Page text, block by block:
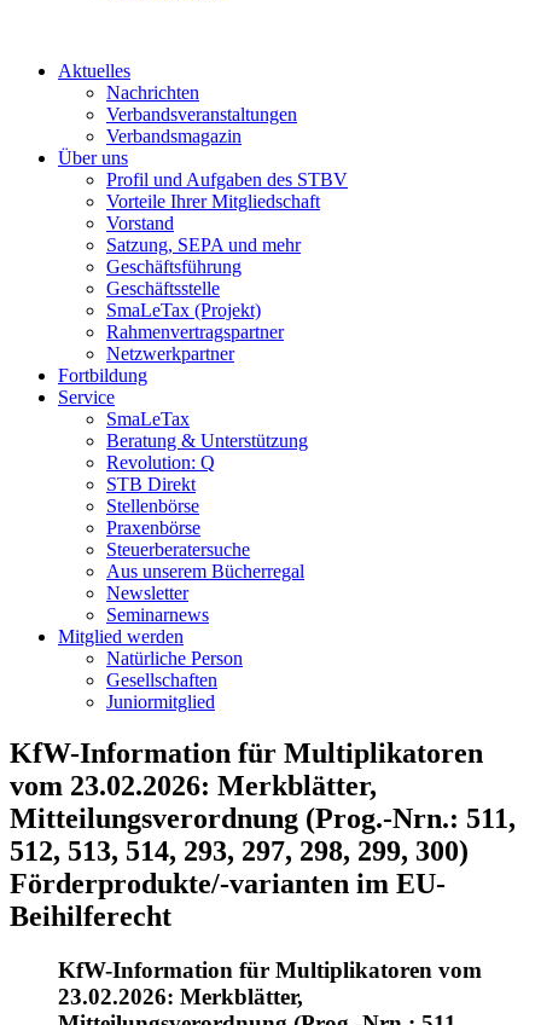
Aktuelles
Nachrichten
Verbandsveranstaltungen
Verbandsmagazin
Über uns
Profil und Aufgaben des STBV
Vorteile Ihrer Mitgliedschaft
Vorstand
Satzung, SEPA und mehr
Geschäftsführung
Geschäftsstelle
SmaLeTax (Projekt)
Rahmenvertragspartner
Netzwerkpartner
Fortbildung
Service
SmaLeTax
Beratung & Unterstützung
Revolution: Q
STB Direkt
Stellenbörse
Praxenbörse
Steuerberatersuche
Aus unserem Bücherregal
Newsletter
Seminarnews
Mitglied werden
Natürliche Person
Gesellschaften
Juniormitglied
KfW-Information für Multiplikatoren
vom 23.02.2026: Merkblätter,
Mitteilungsverordnung (Prog.-Nrn.: 511,
512, 513, 514, 293, 297, 298, 299, 300)
Förderprodukte/-varianten im EU-
Beihilferecht
KfW-Information für Multiplikatoren vom
23.02.2026: Merkblätter,